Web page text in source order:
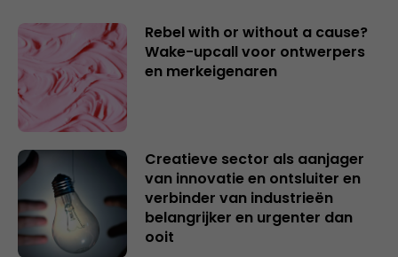
Rebel with or without a cause?
Wake-upcall voor ontwerpers
en merkeigenaren
Creatieve sector als aanjager
van innovatie en ontsluiter en
verbinder van industrieën
belangrijker en urgenter dan
ooit